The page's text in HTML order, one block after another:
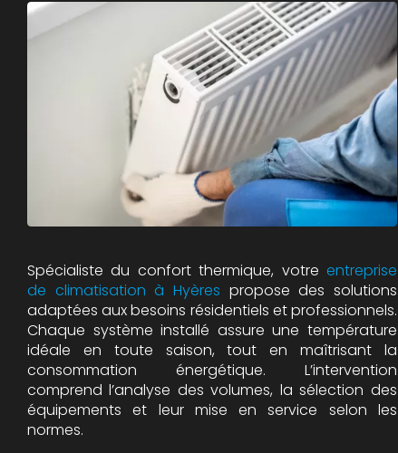
Spécialiste du confort thermique, votre entreprise
de climatisation à Hyères propose des solutions
adaptées aux besoins résidentiels et professionnels.
Chaque système installé assure une température
idéale en toute saison, tout en maîtrisant la
consommation énergétique. L’intervention
comprend l’analyse des volumes, la sélection des
équipements et leur mise en service selon les
normes.